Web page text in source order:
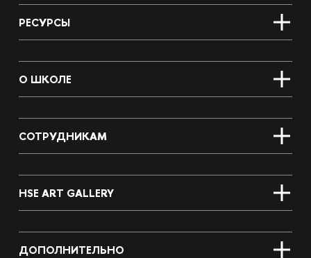
РЕСУРСЫ
О ШКОЛЕ
СОТРУДНИКАМ
HSE ART GALLERY
ДОПОЛНИТЕЛЬНО